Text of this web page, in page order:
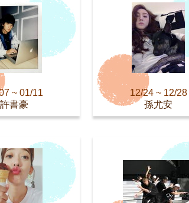
~ 01/11
許書豪
12/24 ~ 12/28
孫尤安